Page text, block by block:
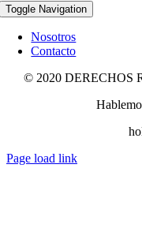
Toggle Navigation
Nosotros
Contacto
© 2020 DERECHOS
Page load link